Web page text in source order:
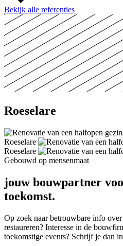
Bekijk alle referenties
Roeselare
Roeselare
Roeselare
Gebouwd op mensenmaat
jouw bouwpartner
toekomst.
Op zoek naar betrouwbare info
restaureren? Interesse in de
toekomstige events? Schrijf je dan